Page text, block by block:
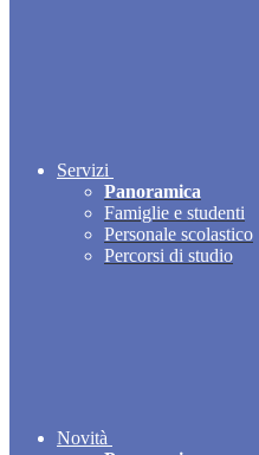
Servizi
Panoramica
Famiglie e studenti
Personale scolastico
Percorsi di studio
Novità